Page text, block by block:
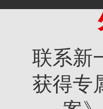
联系新
获得专